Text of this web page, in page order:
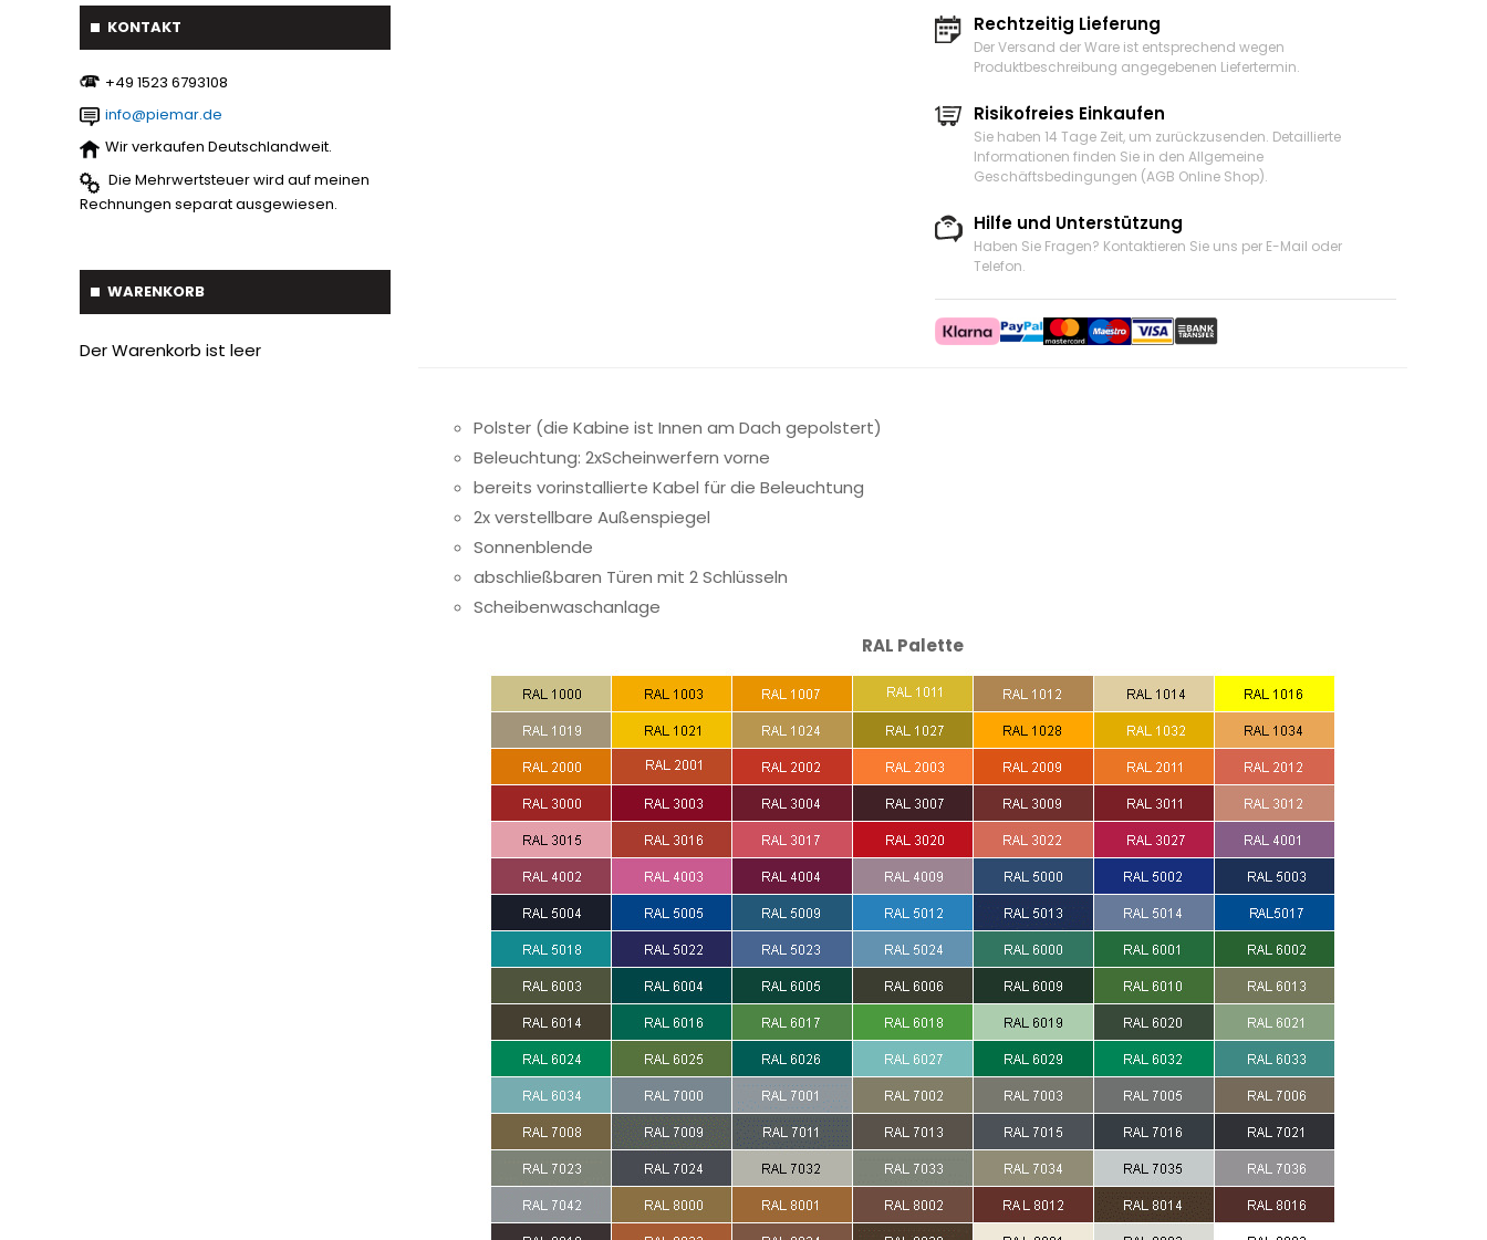
Pflüge 7
Cambridgewalze 20
Streuer
Ballengreifer 7
Schaufel 17
Astschaber
Palettengabeln
Baumverpflanzer
Gabelstapler-Euroaufnahme 1
KONTAKT
‪+49 1523 6793108
info@piemar.de
Wir verkaufen Deutschlandweit.
Die Mehrwertsteuer wird auf meinen
Rechnungen separat ausgewiesen.
WARENKORB
Der Warenkorb ist leer
Rechtzeitig Lieferung
Der Versand der Ware ist entsprechend wegen
Produktbeschreibung angegebenen Liefertermin.
Risikofreies Einkaufen
Sie haben 14 Tage Zeit, um zurückzusenden. Detaillierte
Informationen finden Sie in den Allgemeine
Geschäftsbedingungen (AGB Online Shop).
Hilfe und Unterstützung
Haben Sie Fragen? Kontaktieren Sie uns per E-Mail oder
Telefon.
Polster (die Kabine ist Innen am Dach gepolstert)
Beleuchtung: 2xScheinwerfern vorne
bereits vorinstallierte Kabel für die Beleuchtung
2x verstellbare Außenspiegel
Sonnenblende
abschließbaren Türen mit 2 Schlüsseln
Scheibenwaschanlage
RAL Palette